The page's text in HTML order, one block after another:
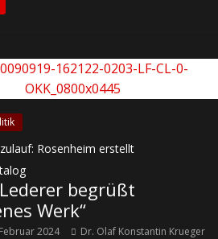
Rosenheim erstellt
begrüßt
Werk“
2024
Dr. Olaf Konstantin Krueger